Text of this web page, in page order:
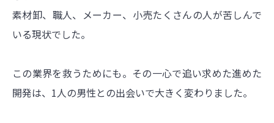
素材卸、職人、メーカー、小売たくさんの人が苦しんで
いる現状でした。
この業界を救うためにも。 その一心で追い求めた進めた
開発は、 1人の男性との出会いで大きく変わりました。